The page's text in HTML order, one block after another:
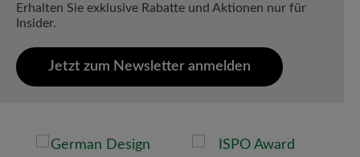
Erhalten Sie exklusive Rabatte und Aktionen nur für
Insider.
Jetzt zum Newsletter anmelden